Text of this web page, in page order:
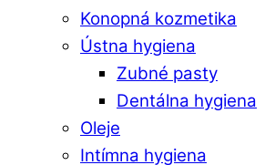
Konopná kozmetika
Ústna hygiena
Zubné pasty
Dentálna hygiena
Oleje
Intímna hygiena